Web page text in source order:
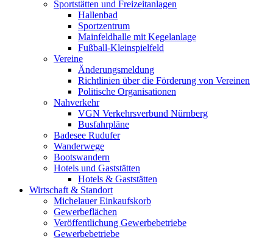
Sportstätten und Freizeitanlagen
Hallenbad
Sportzentrum
Mainfeldhalle mit Kegelanlage
Fußball-Kleinspielfeld
Vereine
Änderungsmeldung
Richtlinien über die Förderung von Vereinen
Politische Organisationen
Nahverkehr
VGN Verkehrsverbund Nürnberg
Busfahrpläne
Badesee Rudufer
Wanderwege
Bootswandern
Hotels und Gaststätten
Hotels & Gaststätten
Wirtschaft & Standort
Michelauer Einkaufskorb
Gewerbeflächen
Veröffentlichung Gewerbebetriebe
Gewerbebetriebe